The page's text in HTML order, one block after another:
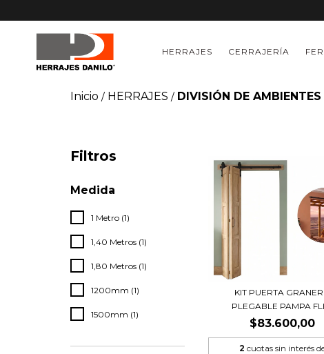
HERRAJES CERRAJERÍA
Inicio / HERRAJES / DIVISIÓN DE AMBIENTES
Filtros
Medida
1 Metro (1)
1,40 Metros (1)
1,80 Metros (1)
1200mm (1)
1500mm (1)
KIT PUERTA
PLEGABLE PAMPA
$83.600,00
2 cuotas sin interés